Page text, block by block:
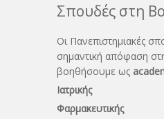
Σπουδές στη
Οι Πανεπιστημιακές
σημαντική απόφαση
βοηθήσουμε ως
Ιατρικής
Φαρμακευτικής